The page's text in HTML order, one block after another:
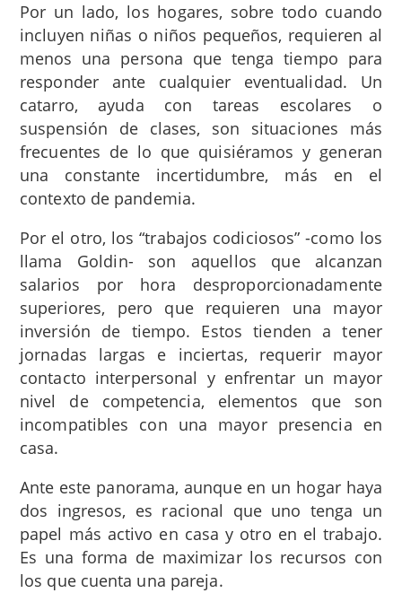
Por un lado, los hogares, sobre todo cuando
incluyen niñas o niños pequeños, requieren al
menos una persona que tenga tiempo para
responder ante cualquier eventualidad. Un
catarro, ayuda con tareas escolares o
suspensión de clases, son situaciones más
frecuentes de lo que quisiéramos y generan
una constante incertidumbre, más en el
contexto de pandemia.
Por el otro, los “trabajos codiciosos” -como los
llama Goldin- son aquellos que alcanzan
salarios por hora desproporcionadamente
superiores, pero que requieren una mayor
inversión de tiempo. Estos tienden a tener
jornadas largas e inciertas, requerir mayor
contacto interpersonal y enfrentar un mayor
nivel de competencia, elementos que son
incompatibles con una mayor presencia en
casa.
Ante este panorama, aunque en un hogar haya
dos ingresos, es racional que uno tenga un
papel más activo en casa y otro en el trabajo.
Es una forma de maximizar los recursos con
los que cuenta una pareja.